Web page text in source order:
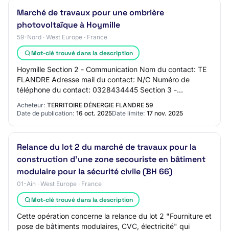
Marché de travaux pour une ombrière
photovoltaïque à Hoymille
59-Nord · West Europe · France
Mot-clé trouvé dans la description
Hoymille Section 2 - Communication Nom du contact: TE
FLANDRE Adresse mail du contact: N/C Numéro de
téléphone du contact: 0328434445 Section 3 -
Identification du marché Intitulé du marché: Marché d…
Acheteur: TERRITOIRE DÉNERGIE FLANDRE 59
Date de publication: 16 oct. 2025Date limite: 17 nov. 2025
Relance du lot 2 du marché de travaux pour la
construction d'une zone secouriste en bâtiment
modulaire pour la sécurité civile (BH 66)
01-Ain · West Europe · France
Mot-clé trouvé dans la description
Cette opération concerne la relance du lot 2 "Fourniture et
pose de bâtiments modulaires, CVC, électricité" qui